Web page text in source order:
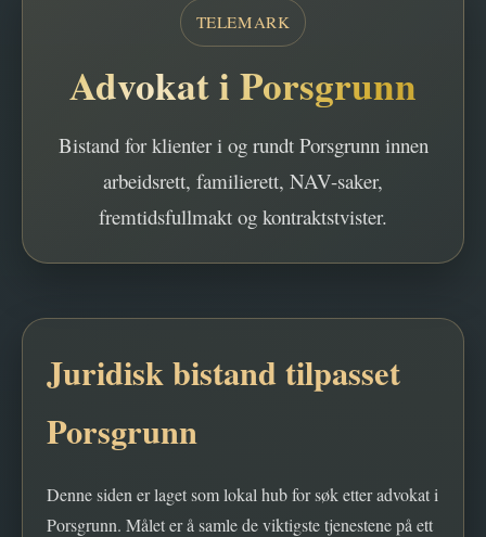
Gratis saksvurdering
Kontakt
TELEMARK
Advokat i Porsgrunn
Bistand for klienter i og rundt Porsgrunn innen
arbeidsrett, familierett, NAV-saker,
fremtidsfullmakt og kontraktstvister.
Juridisk bistand tilpasset
Porsgrunn
Denne siden er laget som lokal hub for søk etter advokat i
Porsgrunn. Målet er å samle de viktigste tjenestene på ett